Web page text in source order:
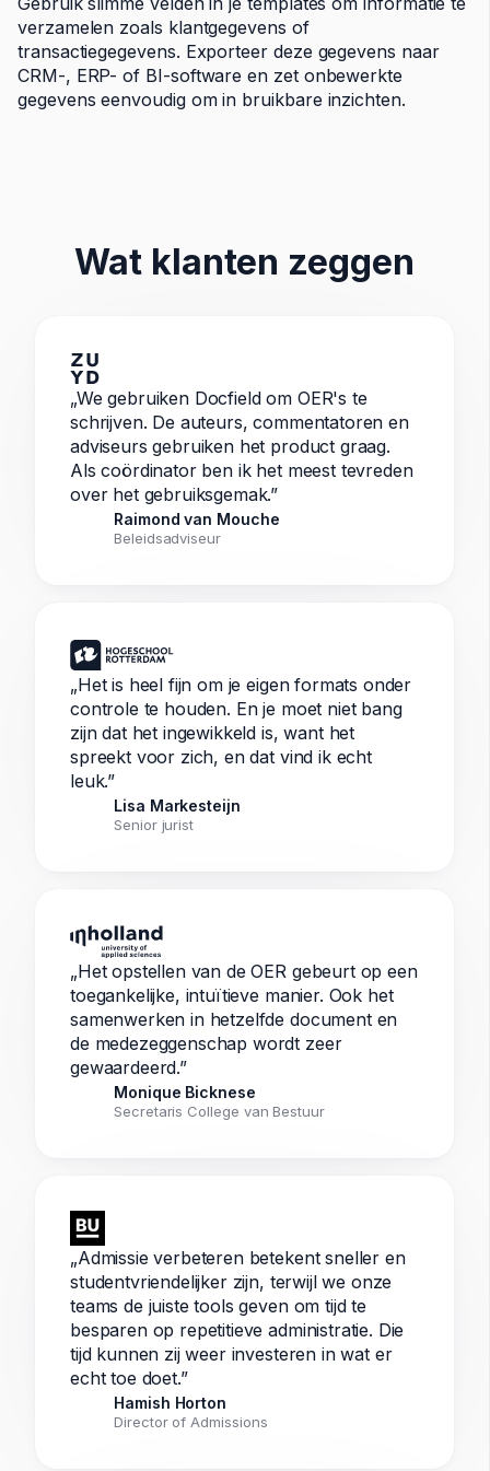
verzamelen zoals klantgegevens of
transactiegegevens. Exporteer deze gegevens naar
CRM-, ERP- of BI-software en zet onbewerkte
gegevens eenvoudig om in bruikbare inzichten.
Wat klanten zeggen
„We gebruiken Docfield om OER's te
schrijven. De auteurs, commentatoren en
adviseurs gebruiken het product graag.
Als coördinator ben ik het meest tevreden
over het gebruiksgemak.”
Raimond van Mouche
Beleidsadviseur
„Het is heel fijn om je eigen formats onder
controle te houden. En je moet niet bang
zijn dat het ingewikkeld is, want het
spreekt voor zich, en dat vind ik echt
leuk.”
Lisa Markesteijn
Senior jurist
„Het opstellen van de OER gebeurt op een
toegankelijke, intuïtieve manier. Ook het
samenwerken in hetzelfde document en
de medezeggenschap wordt zeer
gewaardeerd.”
Monique Bicknese
Secretaris College van Bestuur
„Admissie verbeteren betekent sneller en
studentvriendelijker zijn, terwijl we onze
teams de juiste tools geven om tijd te
besparen op repetitieve administratie. Die
tijd kunnen zij weer investeren in wat er
echt toe doet.”
Hamish Horton
Director of Admissions